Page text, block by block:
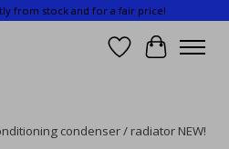
from stock and for a fair price!
WishlistCart
condenser / radiator NEW!